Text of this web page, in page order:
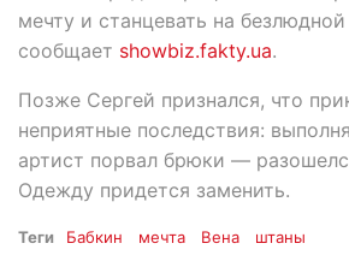
мечту и станцевать на
сообщает showbiz.fakty.ua.
Позже Сергей признался, что
неприятные последствия:
артист порвал брюки —
Одежду придется заменить.
Теги Бабкин мечта Вена штаны